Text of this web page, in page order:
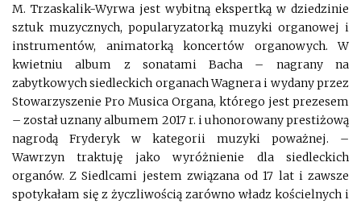
M. Trzaskalik-Wyrwa jest wybitną ekspertką w dziedzinie
sztuk muzycznych, popularyzatorką muzyki organowej i
instrumentów, animatorką koncertów organowych. W
kwietniu album z sonatami Bacha – nagrany na
zabytkowych siedleckich organach Wagnera i wydany przez
Stowarzyszenie Pro Musica Organa, którego jest prezesem
– został uznany albumem 2017 r. i uhonorowany prestiżową
nagrodą Fryderyk w kategorii muzyki poważnej. –
Wawrzyn traktuję jako wyróżnienie dla siedleckich
organów. Z Siedlcami jestem związana od 17 lat i zawsze
spotykałam się z życzliwością zarówno władz kościelnych i